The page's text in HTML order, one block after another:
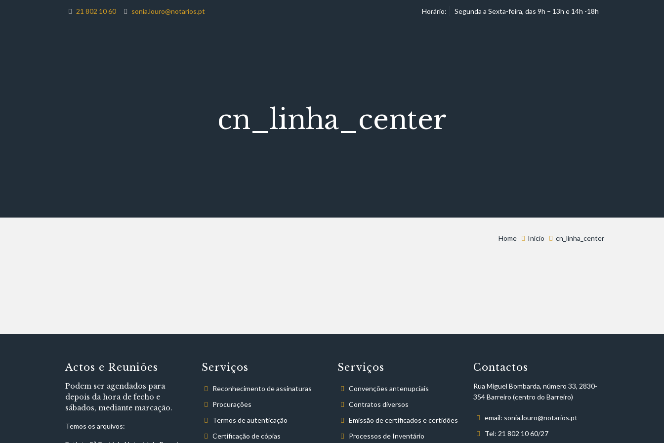
21 802 10 60 sonia.louro@notarios.pt Horário: Segunda a Sexta-feira, das 9h – 13h e 14h -18h
cn_linha_center
Home Início cn_linha_center
Actos e Reuniões
Podem ser agendados para
depois da hora de fecho e
sábados, mediante marcação.
Temos os arquivos:
Serviços
Reconhecimento de assinaturas
Procurações
Termos de autenticação
Certificação de cópias
Serviços
Convenções antenupciais
Contratos diversos
Emissão de certificados e certidões
Processos de Inventário
Contactos
Rua Miguel Bombarda, número 33, 2830-
354 Barreiro (centro do Barreiro)
email: sonia.louro@notarios.pt
Tel: 21 802 10 60/27